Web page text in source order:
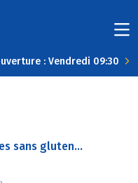
: Vendredi 09:30
sans gluten...